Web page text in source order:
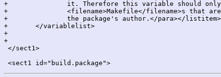
+		it. Therefore this variable should only be set in
+		<filename>Makefile</filename>s that are under control of
+		the package's author.</para></listitem></varlistentry>
+	</variablelist>
+
+
</sect1>